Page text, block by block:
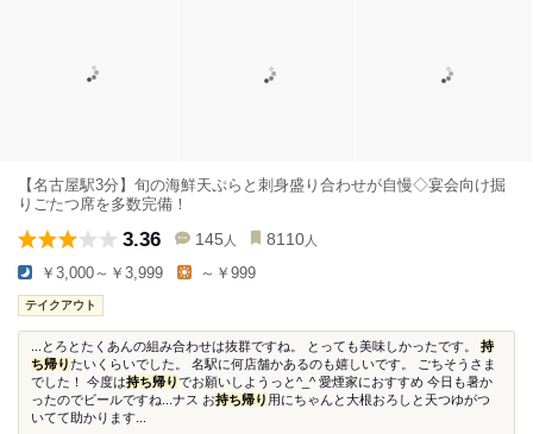
【名古屋駅3分】旬の海鮮天ぷらと刺身盛り合わせが自慢◇宴会向け掘
りごたつ席を多数完備！
3.36 145 人 8110 人
￥3,000～￥3,999 ～￥999
テイクアウト
...とろとたくあんの組み合わせは抜群ですね。 とっても美味しかったです。 持
ち帰りたいくらいでした。 名駅に何店舗かあるのも嬉しいです。 ごちそうさま
でした！ 今度は持ち帰りでお願いしようっと^_^ 愛煙家におすすめ 今日も暑か
ったのでビールですね...ナス お持ち帰り 用にちゃんと大根おろしと天つゆがつ
いてて助かります...